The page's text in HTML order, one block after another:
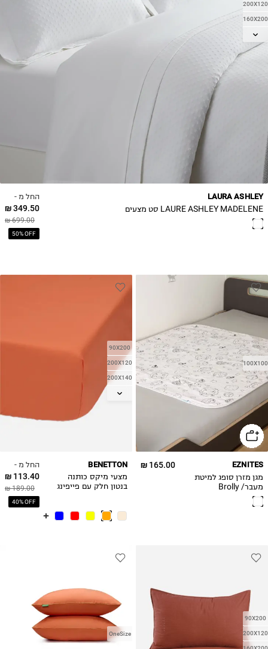
200X120
160X200
180X200
החל מ -
349.50 ₪
699.00 ₪
50% OFF
LAURA ASHLEY
LAURE ASHLEY MADELENE סט מצעים
100X100
165.00 ₪ EZNITES
מגן מזרן סופג למיטת
מעבר/ Brolly
Sheets
90X200
200X120
200X140
160X200
החל מ -
113.40 ₪
189.00 ₪
40% OFF
BENETTON
מצעי מיקס כותנה
בנטון חלק עם פייפינג
90X200
200X120
OneSize